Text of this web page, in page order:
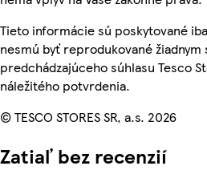
Tieto informácie sú poskytované
nesmú byť reprodukované žiadnym
predchádzajúceho súhlasu Tesco
náležitého potvrdenia.
© TESCO STORES SR, a.s. 2026
Zatiaľ bez recenzií